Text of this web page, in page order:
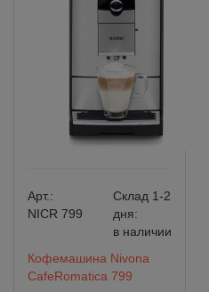
Арт.:
NICR 799
Склад 1-2
дня:
в наличии
Кофемашина Nivona
CafeRomatica 799